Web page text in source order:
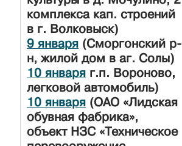
комплекса кап. строений
в г. Волковыск)
9 января (Сморгонский р-
н, жилой дом в аг. Солы)
10 января г.п. Вороново,
легковой автомобиль)
10 января (ОАО «Лидская
обувная фабрика»,
объект НЗС «Техническое